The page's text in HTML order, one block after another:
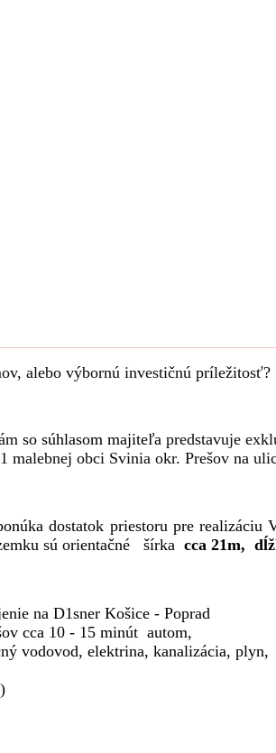
alebo výbornú investičnú príležitosť?
so súhlasom majiteľa predstavuje
malebnej obci Svinia okr. Prešov na
dostatok priestoru pre realizáciu
sú orientačné šírka cca 21m,
na D1sner Košice - Poprad
cca 10 - 15 minút autom,
vodovod, elektrina, kanalizácia, plyn,